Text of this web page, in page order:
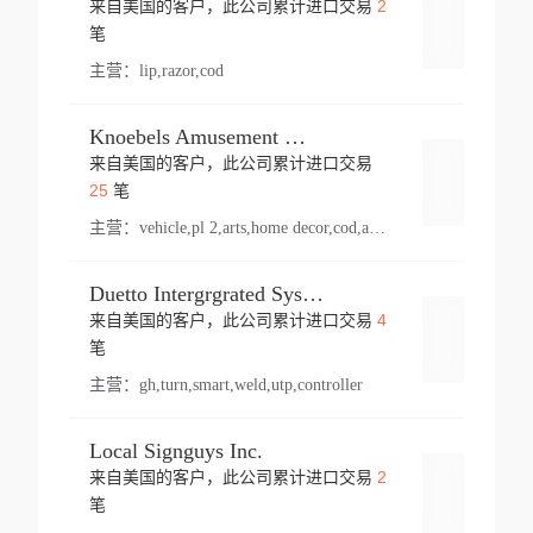
来自美国的客户，此公司累计进口交易 2
笔
主营： lip,razor,cod
Knoebels Amusement Resort
来自美国的客户，此公司累计进口交易
25笔
主营： vehicle,pl 2,arts,home decor,cod,amusement ride,sea
Duetto Intergrgrated Systems Inc.
来自美国的客户，此公司累计进口交易 4
笔
主营： gh,turn,smart,weld,utp,controller
Local Signguys Inc.
来自美国的客户，此公司累计进口交易 2
笔